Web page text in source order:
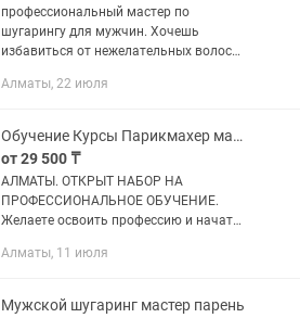
профессиональный мастер по
шугарингу для мужчин. Хочешь
избавиться от нежелательных волос
Тогда обращайся ко мне! Я использую
Алматы, 22 июля
Обучение Курсы Парикмахер маникюр шугаринг Алматы
от 29 500 ₸
АЛМАТЫ. ОТКРЫТ НАБОР НА
ПРОФЕССИОНАЛЬНОЕ ОБУЧЕНИЕ.
Желаете освоить профессию и начать
индустрии? Приглашаем на курсы: 📌
МАНИКЮРА 📌КУРС ШУГАРИНГ...
Алматы, 11 июля
Мужской шугаринг мастер парень